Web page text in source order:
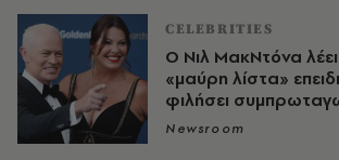
CELEBRITIES
Ο Νιλ ΜακΝτόνα
«μαύρη λίστα»
φιλήσει
Newsroom